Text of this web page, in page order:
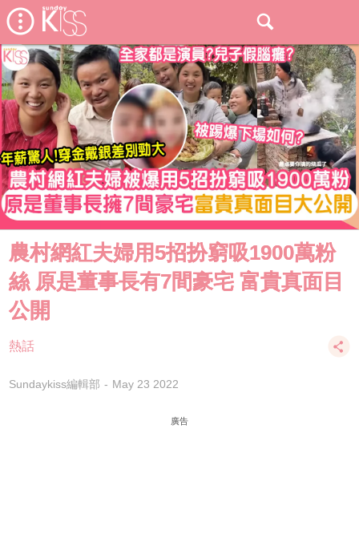
農村網紅夫婦用5招扮窮吸1900萬粉
絲 原是董事長有7間豪宅 富貴真面目
公開
熱話
Sundaykiss編輯部 May 23 2022
廣告